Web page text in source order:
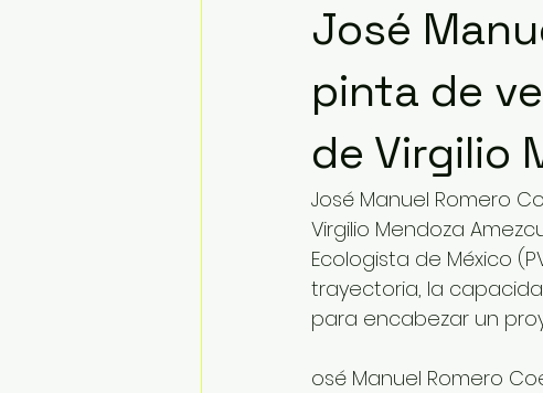
José
pinta de
de Virgilio
José Manuel Romero
Virgilio Mendoza
Ecologista de México
trayectoria, la
para encabezar un
osé Manuel Romero